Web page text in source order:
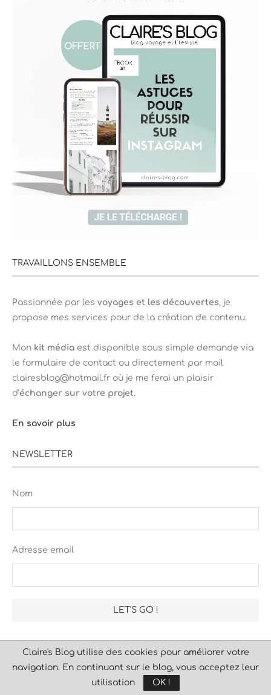
TRAVAILLONS ENSEMBLE
Passionnée par les voyages et les découvertes, je
propose mes services pour de la création de contenu.
Mon kit média est disponible sous simple demande via
le formulaire de contact ou directement par mail
clairesblog@hotmail.fr où je me ferai un plaisir
d’échanger sur votre projet.
En savoir plus
NEWSLETTER
Nom
Adresse email
Claire's Blog utilise des cookies pour améliorer votre
navigation. En continuant sur le blog, vous acceptez leur
utilisation
OK !